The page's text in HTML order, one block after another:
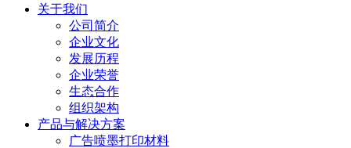
关于我们
公司简介
企业文化
发展历程
企业荣誉
生态合作
组织架构
产品与解决方案
广告喷墨打印材料